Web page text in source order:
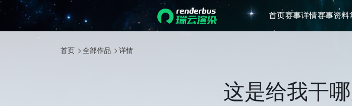
首页赛事详情赛事资料
首页 全部作品 详情
这是给我干